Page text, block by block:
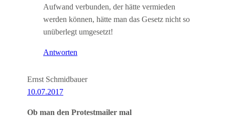
Aufwand verbunden, der hätte vermieden
werden können, hätte man das Gesetz nicht so
unüberlegt umgesetzt!
Antworten
Ernst Schmidbauer
10.07.2017
Ob man den Protestmailer mal